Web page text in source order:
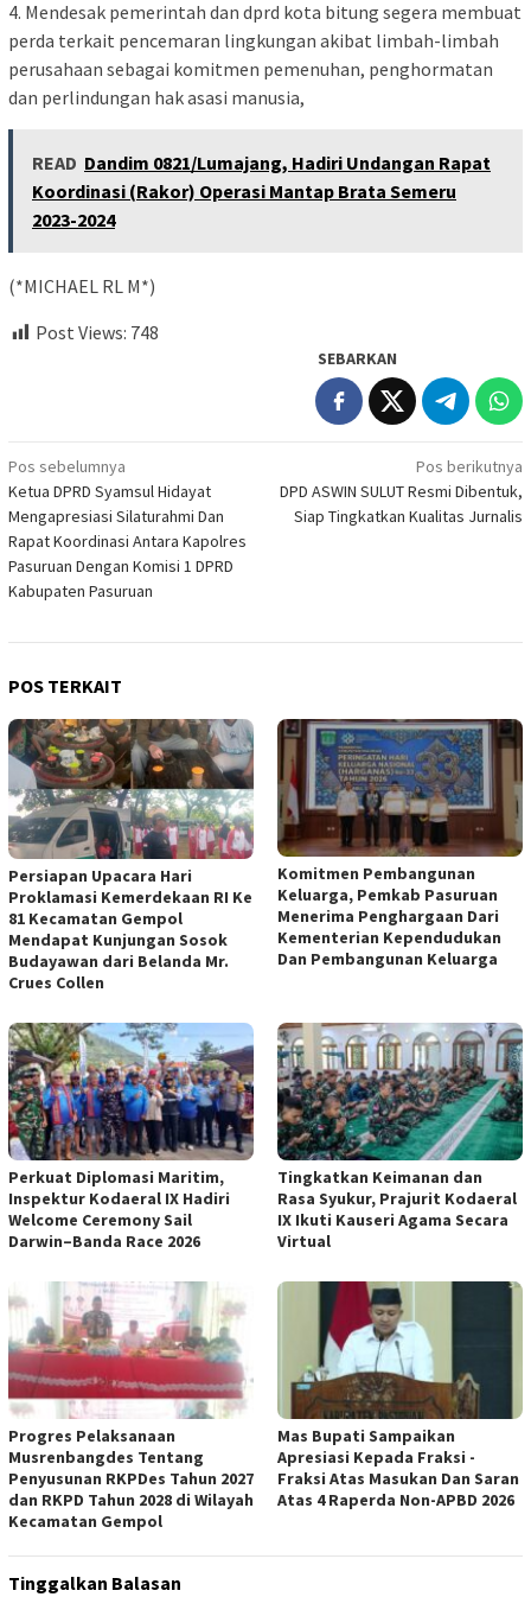
4. Mendesak pemerintah dan dprd kota bitung segera membuat
perda terkait pencemaran lingkungan akibat limbah-limbah
perusahaan sebagai komitmen pemenuhan, penghormatan
dan perlindungan hak asasi manusia,
READ Dandim 0821/Lumajang, Hadiri Undangan Rapat
Koordinasi (Rakor) Operasi Mantap Brata Semeru
2023-2024
(*MICHAEL RL M*)
Post Views: 748
SEBARKAN
Navigasi
pos
Pos sebelumnya
Ketua DPRD Syamsul Hidayat
Mengapresiasi Silaturahmi Dan
Rapat Koordinasi Antara Kapolres
Pasuruan Dengan Komisi 1 DPRD
Kabupaten Pasuruan
Pos berikutnya
DPD ASWIN SULUT Resmi Dibentuk,
Siap Tingkatkan Kualitas Jurnalis
POS TERKAIT
Persiapan Upacara Hari
Proklamasi Kemerdekaan RI Ke
81 Kecamatan Gempol
Mendapat Kunjungan Sosok
Budayawan dari Belanda Mr.
Crues Collen
Komitmen Pembangunan
Keluarga, Pemkab Pasuruan
Menerima Penghargaan Dari
Kementerian Kependudukan
Dan Pembangunan Keluarga
Perkuat Diplomasi Maritim,
Inspektur Kodaeral IX Hadiri
Welcome Ceremony Sail
Darwin–Banda Race 2026
Tingkatkan Keimanan dan
Rasa Syukur, Prajurit Kodaeral
IX Ikuti Kauseri Agama Secara
Virtual
Progres Pelaksanaan
Musrenbangdes Tentang
Penyusunan RKPDes Tahun 2027
dan RKPD Tahun 2028 di Wilayah
Kecamatan Gempol
Mas Bupati Sampaikan
Apresiasi Kepada Fraksi -
Fraksi Atas Masukan Dan Saran
Atas 4 Raperda Non-APBD 2026
Tinggalkan Balasan